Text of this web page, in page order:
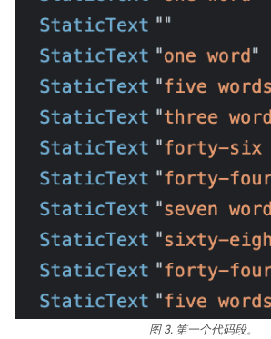
图 3. 第一个代码段。